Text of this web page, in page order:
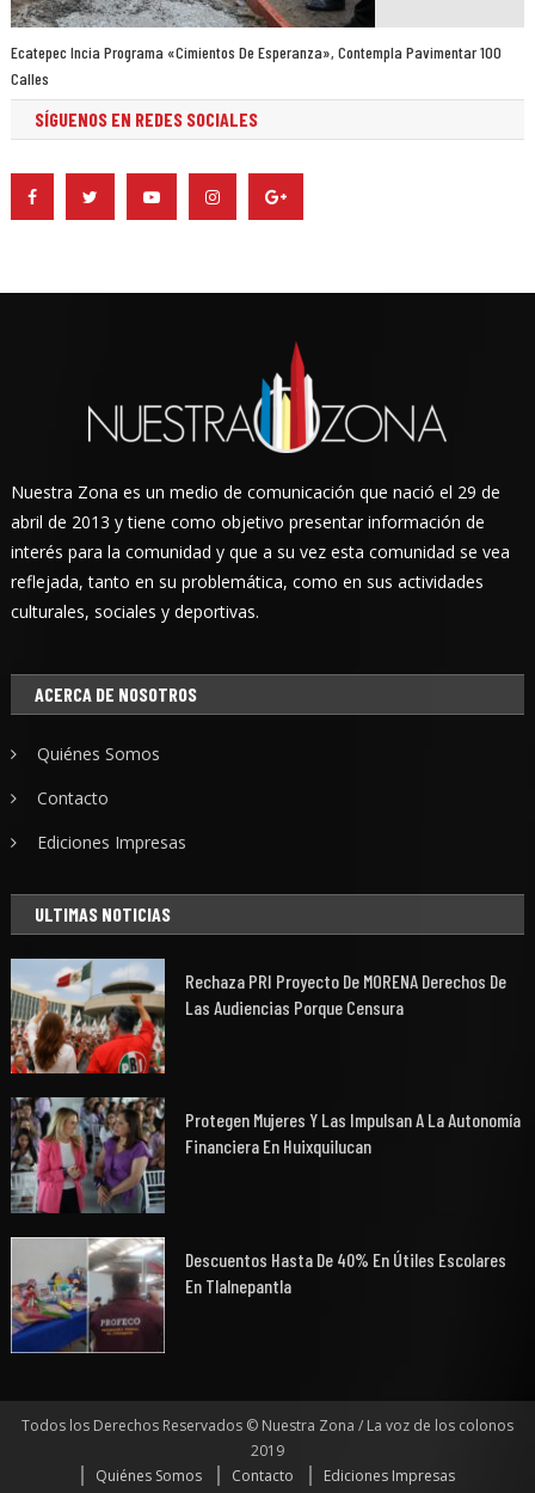
Ecatepec Incia Programa «Cimientos De Esperanza», Contempla Pavimentar 100
Calles
SÍGUENOS EN REDES SOCIALES
Nuestra Zona es un medio de comunicación que nació el 29 de
abril de 2013 y tiene como objetivo presentar información de
interés para la comunidad y que a su vez esta comunidad se vea
reflejada, tanto en su problemática, como en sus actividades
culturales, sociales y deportivas.
ACERCA DE NOSOTROS
Quiénes Somos
Contacto
Ediciones Impresas
ULTIMAS NOTICIAS
Rechaza PRI Proyecto De MORENA Derechos De
Las Audiencias Porque Censura
Protegen Mujeres Y Las Impulsan A La Autonomía
Financiera En Huixquilucan
Descuentos Hasta De 40% En Útiles Escolares
En Tlalnepantla
Todos los Derechos Reservados © Nuestra Zona / La voz de los colonos
2019
Quiénes Somos
Contacto Ediciones Impresas